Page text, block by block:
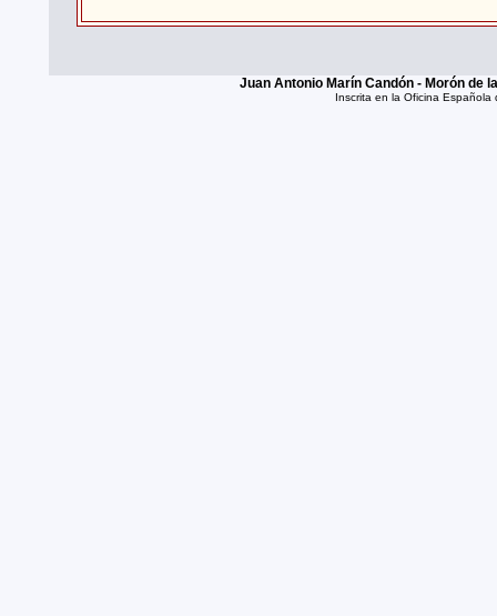
Juan Antonio Marín Candón - Morón de
Inscrita en la Oficina